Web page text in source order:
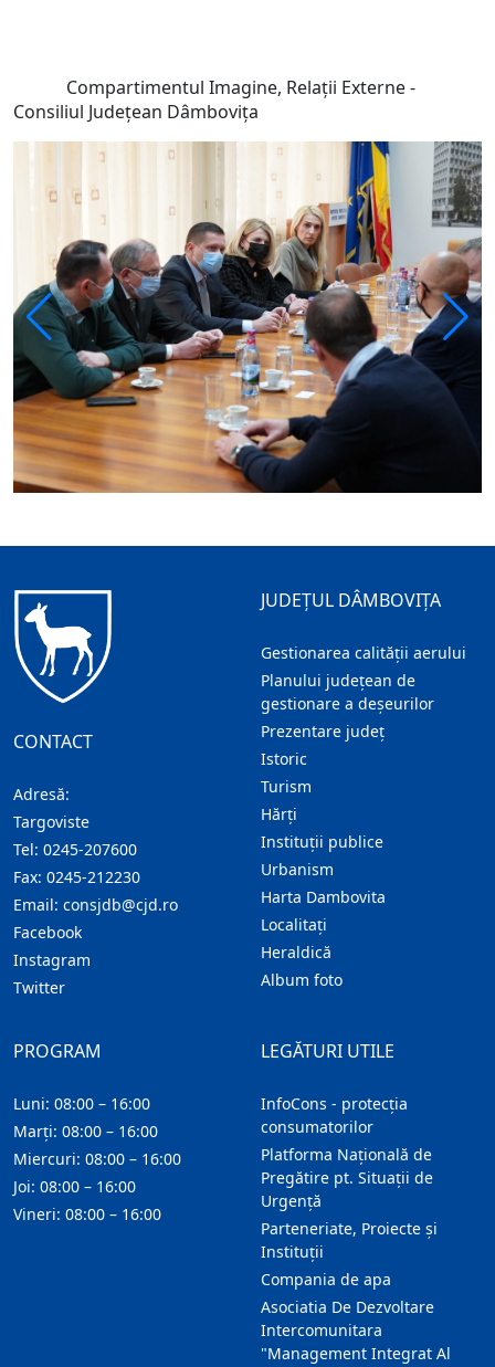
Compartimentul Imagine, Relații Externe -
Consiliul Județean Dâmbovița
CONTACT
Adresă:
Targoviste
Tel: 0245-207600
Fax: 0245-212230
Email: consjdb@cjd.ro
Facebook
Instagram
Twitter
JUDEȚUL DÂMBOVIȚA
Gestionarea calității aerului
Planului județean de
gestionare a deșeurilor
Prezentare judeţ
Istoric
Turism
Hărţi
Instituţii publice
Urbanism
Harta Dambovita
Localitaţi
Heraldică
Album foto
LEGĂTURI UTILE
InfoCons - protecția
consumatorilor
Platforma Națională de
Pregătire pt. Situații de
Urgență
Parteneriate, Proiecte și
Instituții
Compania de apa
Asociatia De Dezvoltare
Intercomunitara
"Management Integrat Al
PROGRAM
Luni: 08:00 – 16:00
Marți: 08:00 – 16:00
Miercuri: 08:00 – 16:00
Joi: 08:00 – 16:00
Vineri: 08:00 – 16:00